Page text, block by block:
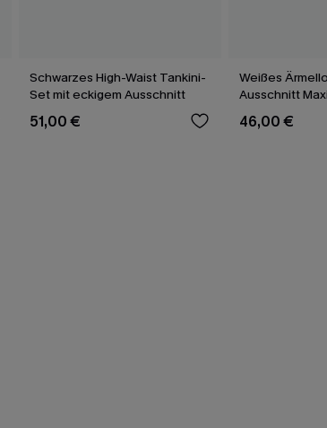
Schwarzes High-Waist Tankini-
Set mit eckigem Ausschnitt
51,00 €
Weißes
Ausschnitt
46,00 €